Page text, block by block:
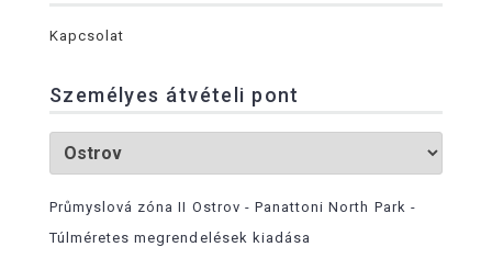
Kapcsolat
Személyes átvételi pont
Průmyslová zóna II Ostrov - Panattoni North Park -
Túlméretes megrendelések kiadása